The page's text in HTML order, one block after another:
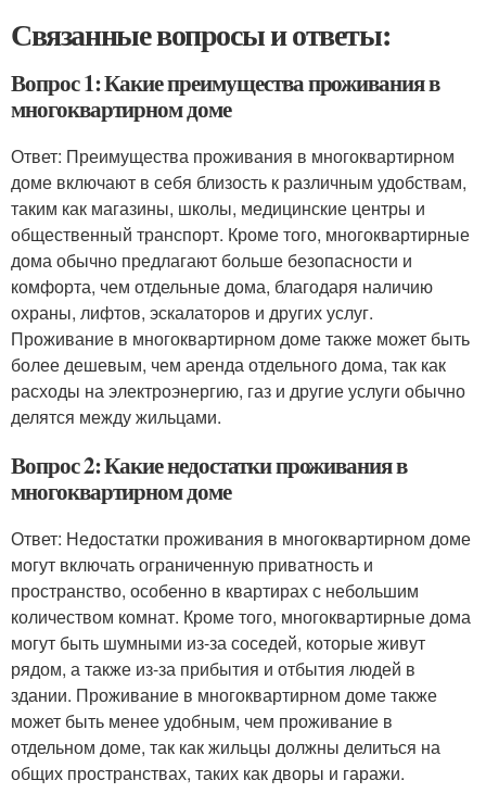
Связанные вопросы и ответы:
Вопрос 1: Какие преимущества проживания в
многоквартирном доме
Ответ: Преимущества проживания в многоквартирном
доме включают в себя близость к различным удобствам,
таким как магазины, школы, медицинские центры и
общественный транспорт. Кроме того, многоквартирные
дома обычно предлагают больше безопасности и
комфорта, чем отдельные дома, благодаря наличию
охраны, лифтов, эскалаторов и других услуг.
Проживание в многоквартирном доме также может быть
более дешевым, чем аренда отдельного дома, так как
расходы на электроэнергию, газ и другие услуги обычно
делятся между жильцами.
Вопрос 2: Какие недостатки проживания в
многоквартирном доме
Ответ: Недостатки проживания в многоквартирном доме
могут включать ограниченную приватность и
пространство, особенно в квартирах с небольшим
количеством комнат. Кроме того, многоквартирные дома
могут быть шумными из-за соседей, которые живут
рядом, а также из-за прибытия и отбытия людей в
здании. Проживание в многоквартирном доме также
может быть менее удобным, чем проживание в
отдельном доме, так как жильцы должны делиться на
общих пространствах, таких как дворы и гаражи.